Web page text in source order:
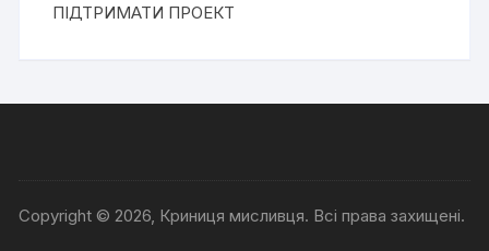
ПІДТРИМАТИ ПРОЕКТ
Copyright © 2026, Криниця мисливця. Всі права захищені.